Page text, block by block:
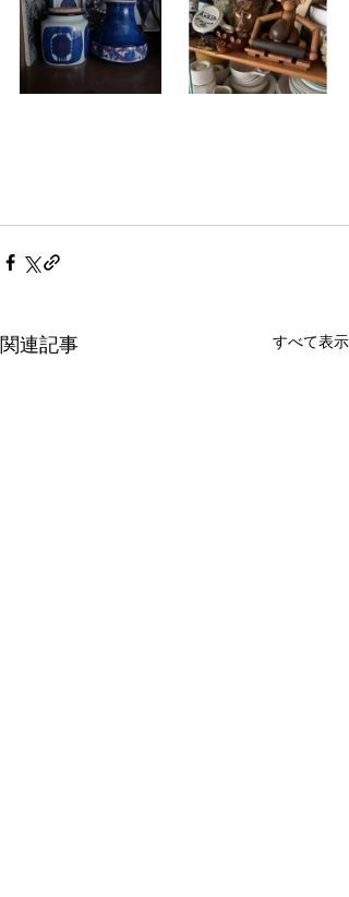
関連記事 すべて表示